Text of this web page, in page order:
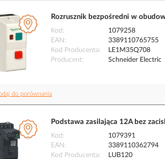
Rozrusznik bezpośredni w
Kod
1079258
EAN
3389110765755
Kod Producenta
LE1M35Q708
Producent
Schneider Electric
do porównania
Podstawa zasilająca 12A bez
Kod
1079391
EAN
3389110362794
Kod Producenta
LUB120